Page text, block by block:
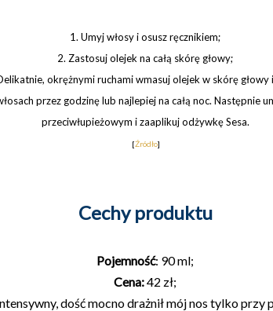
1. Umyj włosy i osusz ręcznikiem;
2. Zastosuj olejek na całą skórę głowy;
okrężnymi ruchami wmasuj olejek w skórę głowy
przez godzinę lub najlepiej na całą noc. Następnie
przeciwłupieżowym i zaaplikuj odżywkę Sesa.
[Źródło]
Cechy produktu
Pojemność: 90 ml;
Cena:42 zł;
dość mocno drażnił mój nos tylko przy